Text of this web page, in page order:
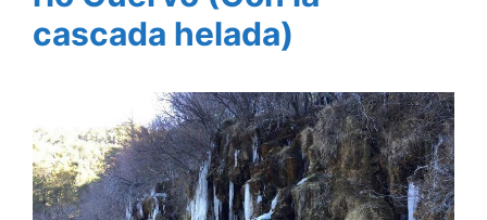
cascada helada)